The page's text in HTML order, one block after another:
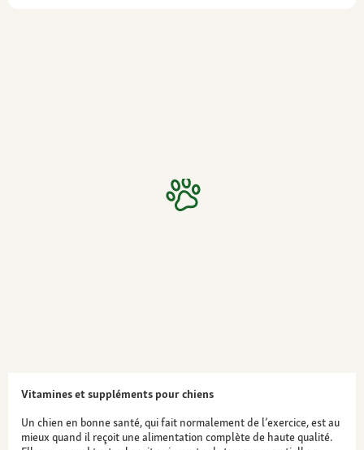
Vitamines et suppléments pour chiens
Un chien en bonne santé, qui fait normalement de l’exercice, est au
mieux quand il reçoit une alimentation complète de haute qualité.